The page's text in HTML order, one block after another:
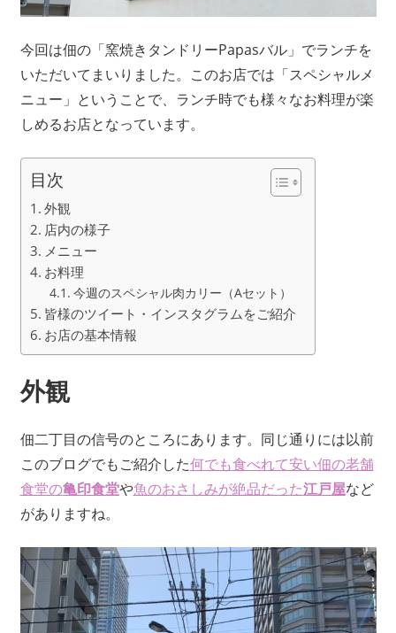
今回は佃の「窯焼きタンドリーPapasバル」でランチを
いただいてまいりました。このお店では「スペシャルメ
ニュー」ということで、ランチ時でも様々なお料理が楽
しめるお店となっています。
目次
外観
店内の様子
メニュー
お料理
今週のスペシャル肉カリー（Aセット）
皆様のツイート・インスタグラムをご紹介
お店の基本情報
外観
佃二丁目の信号のところにあります。同じ通りには以前
このブログでもご紹介した何でも食べれて安い佃の老舗
食堂の亀印食堂や魚のおさしみが絶品だった江戸屋など
がありますね。